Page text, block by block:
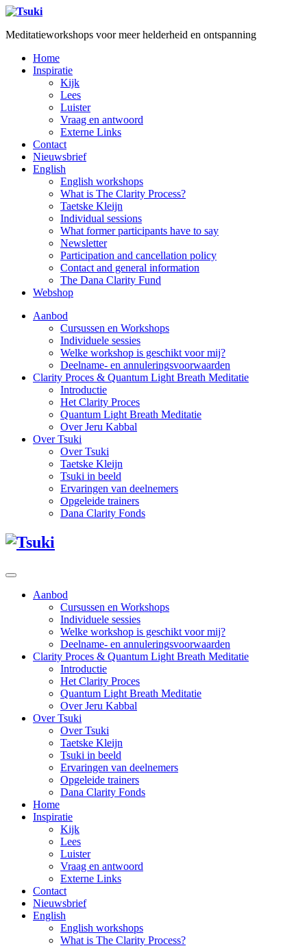
Meditatieworkshops voor meer helderheid en ontspanning
Home
Inspiratie
Kijk
Lees
Luister
Vraag en antwoord
Externe Links
Contact
Nieuwsbrief
English
English workshops
What is The Clarity Process?
Taetske Kleijn
Individual sessions
What former participants have to say
Newsletter
Participation and cancellation policy
Contact and general information
The Dana Clarity Fund
Webshop
Aanbod
Cursussen en Workshops
Individuele sessies
Welke workshop is geschikt voor mij?
Deelname- en annuleringsvoorwaarden
Clarity Proces & Quantum Light Breath Meditatie
Introductie
Het Clarity Proces
Quantum Light Breath Meditatie
Over Jeru Kabbal
Over Tsuki
Over Tsuki
Taetske Kleijn
Tsuki in beeld
Ervaringen van deelnemers
Opgeleide trainers
Dana Clarity Fonds
Aanbod
Cursussen en Workshops
Individuele sessies
Welke workshop is geschikt voor mij?
Deelname- en annuleringsvoorwaarden
Clarity Proces & Quantum Light Breath Meditatie
Introductie
Het Clarity Proces
Quantum Light Breath Meditatie
Over Jeru Kabbal
Over Tsuki
Over Tsuki
Taetske Kleijn
Tsuki in beeld
Ervaringen van deelnemers
Opgeleide trainers
Dana Clarity Fonds
Home
Inspiratie
Kijk
Lees
Luister
Vraag en antwoord
Externe Links
Contact
Nieuwsbrief
English
English workshops
What is The Clarity Process?